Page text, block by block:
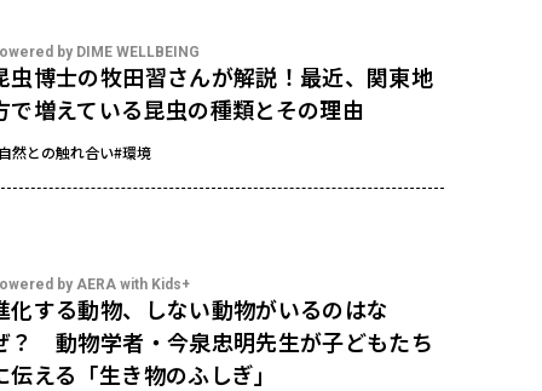
by DIME WELLBEING
虫博士の牧田習さんが解説！最近、関東地
で増えている昆虫の種類とその理由
然との触れ合い#環境
by AERA with Kids+
化する動物、しない動物がいるのはな
？ 動物学者・今泉忠明先生が子どもたち
伝える「生き物のふしぎ」